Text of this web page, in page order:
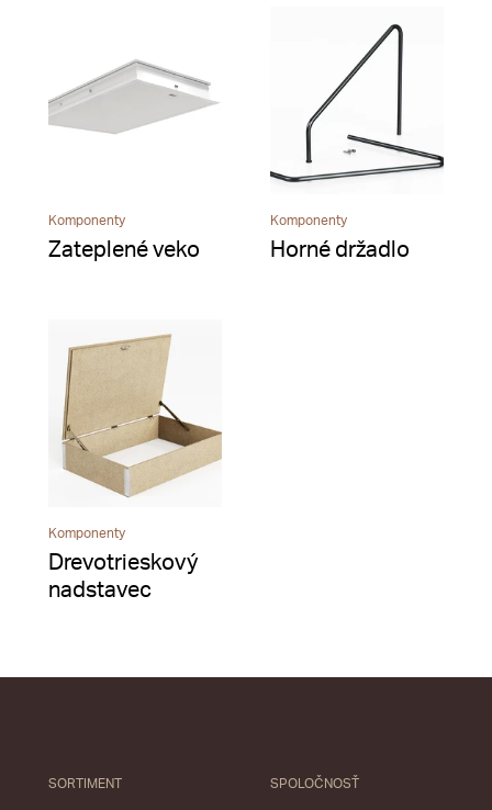
Komponenty
Zateplené veko
Komponenty
Horné držadlo
Komponenty
Drevotrieskový
nadstavec
SORTIMENT SPOLOČNOSŤ